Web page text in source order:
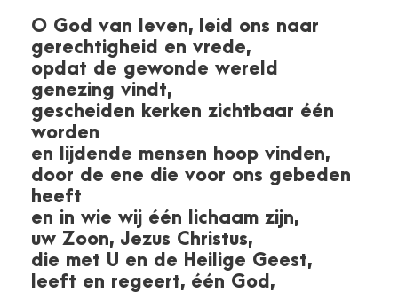
O God van leven, leid ons naar
gerechtigheid en vrede,
opdat de gewonde wereld
genezing vindt,
gescheiden kerken zichtbaar één
worden
en lijdende mensen hoop vinden,
door de ene die voor ons gebeden
heeft
en in wie wij één lichaam zijn,
uw Zoon, Jezus Christus,
die met U en de Heilige Geest,
leeft en regeert, één God,